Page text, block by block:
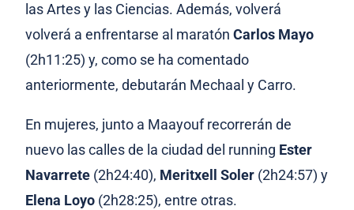
las Artes y las Ciencias. Además, volverá
volverá a enfrentarse al maratónCarlos Mayo
(2h11:25) y, como se ha comentado
anteriormente, debutarán Mechaal y Carro.
En mujeres, junto a Maayouf recorrerán de
nuevo las calles de la ciudad del running Ester
Navarrete (2h24:40), Meritxell Soler (2h24:57) y
Elena Loyo (2h28:25), entre otras.